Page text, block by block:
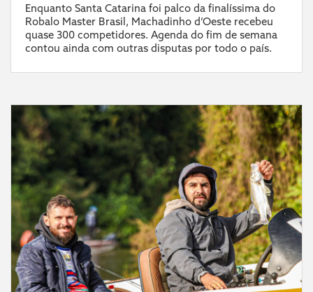
Enquanto Santa Catarina foi palco da finalíssima do
Robalo Master Brasil, Machadinho d’Oeste recebeu
quase 300 competidores. Agenda do fim de semana
contou ainda com outras disputas por todo o país.